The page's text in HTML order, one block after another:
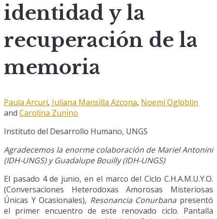
identidad y la
recuperación de la
memoria
Paula Arcuri, Juliana Mansilla Azcona, Noemí Ogloblin
and Carolina Zunino
Instituto del Desarrollo Humano, UNGS
Agradecemos la enorme colaboración de Mariel Antonini
(IDH-UNGS) y Guadalupe Bouilly (IDH-UNGS)
El pasado 4 de junio, en el marco del Ciclo C.H.A.M.U.Y.O.
(Conversaciones Heterodoxas Amorosas Misteriosas
Únicas Y Ocasionales), Resonancia Conurbana presentó
el primer encuentro de este renovado ciclo. Pantalla